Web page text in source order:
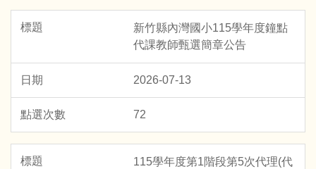
新竹縣內灣國小115學年度鐘點
代課教師甄選簡章公告
2026-07-13
72
115學年度第1階段第5次代理(代